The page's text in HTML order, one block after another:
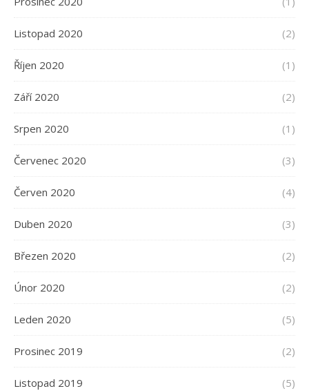
Listopad 2020 (2)
Říjen 2020 (1)
Září 2020 (2)
Srpen 2020 (1)
Červenec 2020 (3)
Červen 2020 (4)
Duben 2020 (3)
Březen 2020 (2)
Únor 2020 (2)
Leden 2020 (5)
Prosinec 2019 (2)
Listopad 2019 (5)